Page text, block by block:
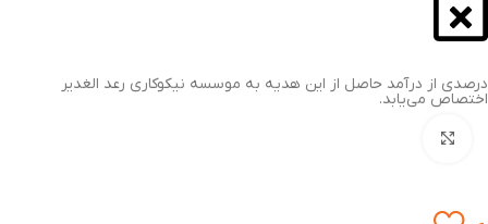
درصدی از درآمد حاصل از این هدیه به موسسه نیکوکاری رعد الغدیر
اختصاص می‌یابد.